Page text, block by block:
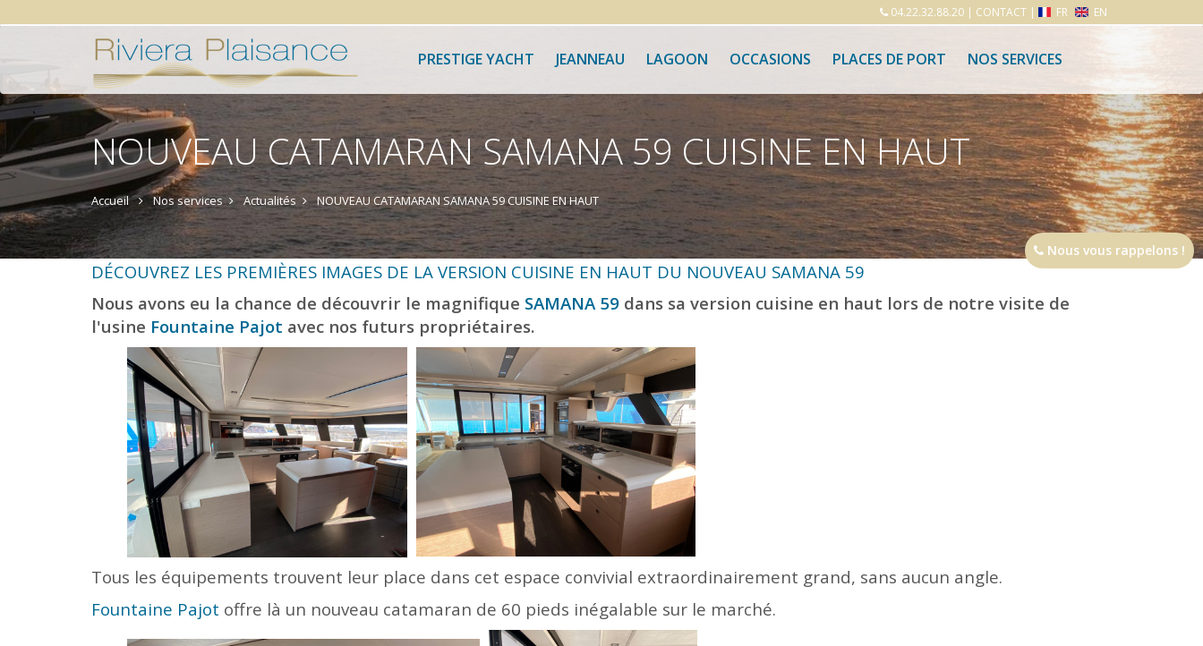
04.22.32.88.20| CONTACT| FR EN
PRESTIGE YACHT JEANNEAU LAGOON OCCASIONS PLACES DE PORT NOS SERVICES
NOUVEAU CATAMARAN SAMANA 59 CUISINE EN HAUT
Accueil Nos services Actualités NOUVEAU CATAMARAN SAMANA 59 CUISINE EN HAUT
DÉCOUVREZ LES PREMIÈRES IMAGES DE LA VERSION CUISINE EN HAUT DU NOUVEAU SAMANA 59
Nous avons eu la chance de découvrir le magnifique SAMANA 59 dans sa version cuisine en haut lors de notre visite de
l'usine Fountaine Pajot avec nos futurs propriétaires.
Tous les équipements trouvent leur place dans cet espace convivial extraordinairement grand, sans aucun angle.
Fountaine Pajot offre là un nouveau catamaran de 60 pieds inégalable sur le marché.
Nous vous rappelons !